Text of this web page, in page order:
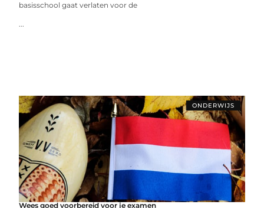
basisschool gaat verlaten voor de
...
ONDERWIJS
Wees goed voorbereid voor je examen